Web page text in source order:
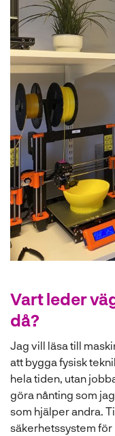
Vart leder
då?
Jag vill läsa till
att bygga fysisk
hela tiden, utan
göra nånting som
som hjälper andra.
säkerhetssystem för